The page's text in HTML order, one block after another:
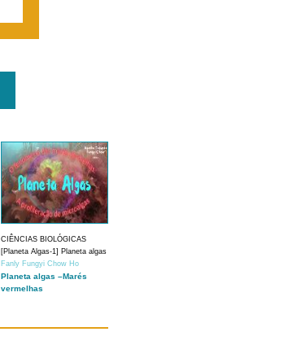
CIÊNCIAS BIOLÓGICAS
[Planeta Algas-1] Planeta algas
Fanly Fungyi Chow Ho
Planeta algas –Marés
vermelhas